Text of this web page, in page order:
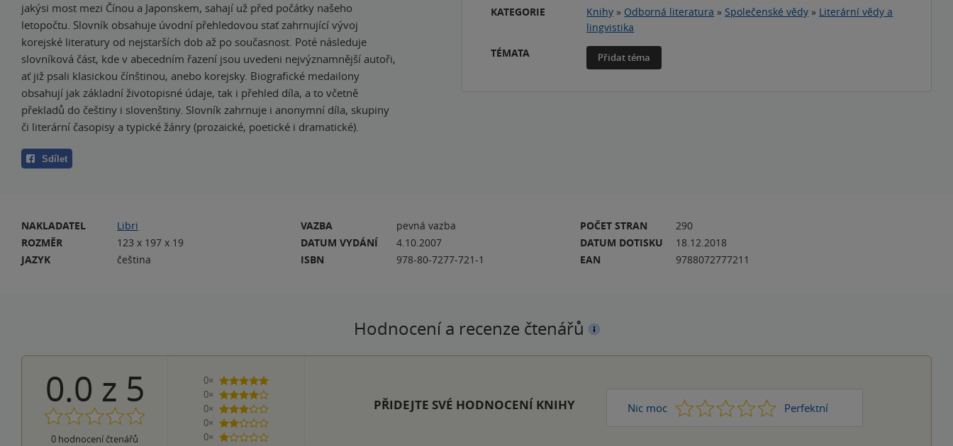
jakýsi most mezi Čínou a Japonskem, sahají už před počátky našeho
letopočtu. Slovník obsahuje úvodní přehledovou stať zahrnující vývoj
korejské literatury od nejstarších dob až po současnost. Poté následuje
slovníková část, kde v abecedním řazení jsou uvedeni nejvýznamnější autoři,
ať již psali klasickou čínštinou, anebo korejsky. Biografické medailony
obsahují jak základní životopisné údaje, tak i přehled díla, a to včetně
překladů do češtiny i slovenštiny. Slovník zahrnuje i anonymní díla, skupiny
či literární časopisy a typické žánry (prozaické, poetické i dramatické).
Sdílet
KATEGORIE Knihy » Odborná literatura » Společenské vědy » Literární vědy a
lingvistika
TÉMATA
Přidat téma
NAKLADATEL
Libri
ROZMĚR
123 x 197 x 19
JAZYK
čeština
VAZBA
pevná vazba
DATUM VYDÁNÍ
4.10.2007
ISBN
978-80-7277-721-1
POČET STRAN
290
DATUM DOTISKU
18.12.2018
EAN
9788072777211
Hodnocení a recenze čtenářů
0.0 z 5
0 hodnocení čtenářů
0×
5 hvězdiček
0×
4 hvězdičky
0×
3 hvězdičky
0×
2 hvězdičky
0×
1 hvezdička
PŘIDEJTE SVÉ HODNOCENÍ KNIHY Nic moc 1 2 3 4 Perfektní
5